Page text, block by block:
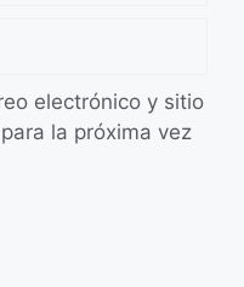
electrónico y sitio
la próxima vez